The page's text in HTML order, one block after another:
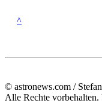
^
© astronews.com /
Alle Rechte